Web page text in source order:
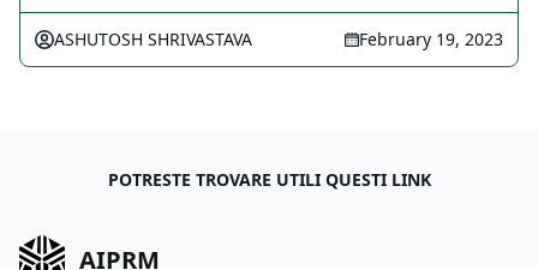
ASHUTOSH SHRIVASTAVA February 19, 2023
POTRESTE TROVARE UTILI QUESTI LINK
AIPRM